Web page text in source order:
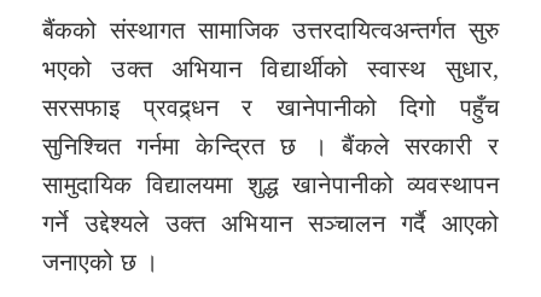
बैंकको संस्थागत सामाजिक उत्तरदायित्वअन्तर्गत सुरु
भएको उक्त अभियान विद्यार्थीको स्वास्थ सुधार,
सरसफाइ प्रवद्र्धन र खानेपानीको दिगो पहुँच
सुनिश्चित गर्नमा केन्द्रित छ । बैंकले सरकारी र
सामुदायिक विद्यालयमा शुद्ध खानेपानीको व्यवस्थापन
गर्ने उद्देश्यले उक्त अभियान सञ्चालन गर्दै आएको
जनाएको छ ।